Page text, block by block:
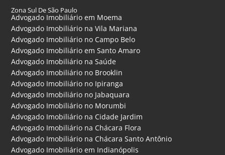
Zona Sul De São Paulo
Advogado Imobiliário em Moema
Advogado Imobiliário na Vila Mariana
Advogado Imobiliário no Campo Belo
Advogado Imobiliário em Santo Amaro
Advogado Imobiliário na Saúde
Advogado Imobiliário no Brooklin
Advogado Imobiliário no Ipiranga
Advogado Imobiliário no Jabaquara
Advogado Imobiliário no Morumbi
Advogado Imobiliário na Cidade Jardim
Advogado Imobiliário na Chácara Flora
Advogado Imobiliário na Chácara Santo Antônio
Advogado Imobiliário em Indianópolis